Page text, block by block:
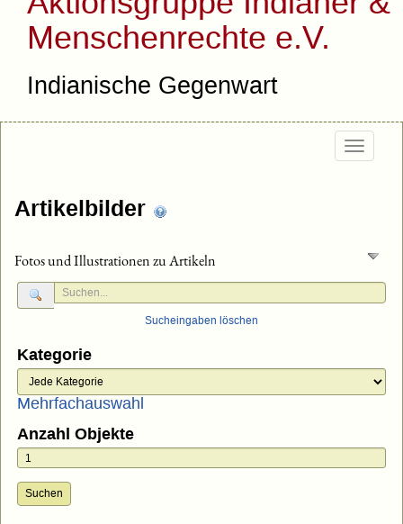
Menschenrechte e.V.
Indianische Gegenwart
Artikelbilder
Fotos und Illustrationen zu Artikeln
Sucheingaben löschen
Kategorie
Mehrfachauswahl
Anzahl Objekte
Suchen